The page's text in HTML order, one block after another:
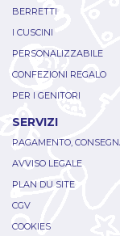
BERRETTI
I CUSCINI
PERSONALIZZABILE
CONFEZIONI REGALO
PER I GENITORI
SERVIZI
PAGAMENTO,
AVVISO LEGALE
PLAN DU SITE
CGV
COOKIES